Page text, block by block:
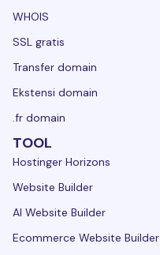
WHOIS
SSL gratis
Transfer domain
Ekstensi domain
.fr domain
TOOL
Hostinger Horizons
Website Builder
AI Website Builder
Ecommerce Website Builder